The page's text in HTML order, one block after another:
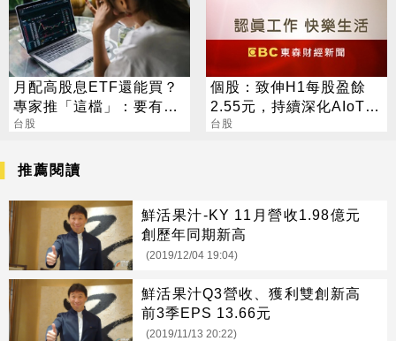
月配高股息ETF還能買？
專家推「這檔」：要有耐
心會長大
台股
個股：致伸H1每股盈餘
2.55元，持續深化AIoT、
AI智慧監控、機器人與車
台股
推薦閱讀
鮮活果汁-KY 11月營收1.98億元
創歷年同期新高
(2019/12/04 19:04)
鮮活果汁Q3營收、獲利雙創新高
前3季EPS 13.66元
(2019/11/13 20:22)